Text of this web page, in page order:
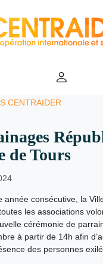
CENTRAIDER
de Tours
année consécutive, la
les associations
cérémonie de
à partir de 14h afin
des personnes